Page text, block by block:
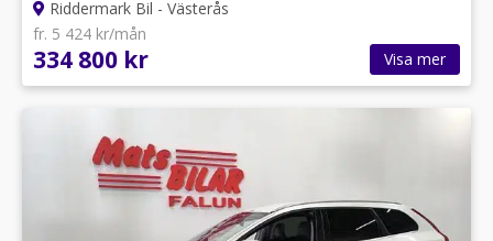
Riddermark Bil - Västerås
fr. 5 424 kr/mån
334 800 kr Visa mer